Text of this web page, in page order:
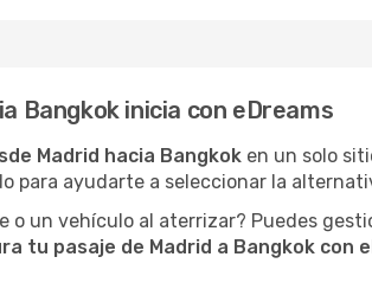
Bangkok inicia con eDreams
Madrid hacia Bangkok en un solo
para ayudarte a seleccionar la
o un vehículo al aterrizar? Puedes
tu pasaje de Madrid a Bangkok con